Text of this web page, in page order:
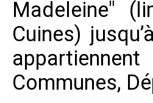
Madeleine"
Cuines)
Communes,